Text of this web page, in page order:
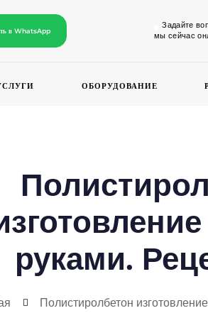
в WhatsApp
Задайте
мы сейчас
ОБОРУДОВАНИЕ
руками.
Полистиролбетон